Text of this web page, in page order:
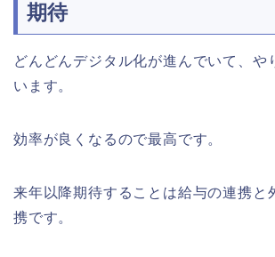
期待
どんどんデジタル化が進んでいて、や
います。
効率が良くなるので最高です。
来年以降期待することは給与の連携と
携です。